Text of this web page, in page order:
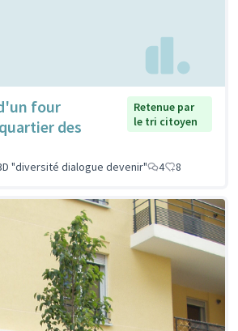
four
des
Retenue par
le tri citoyen
"diversité dialogue devenir" 4 8